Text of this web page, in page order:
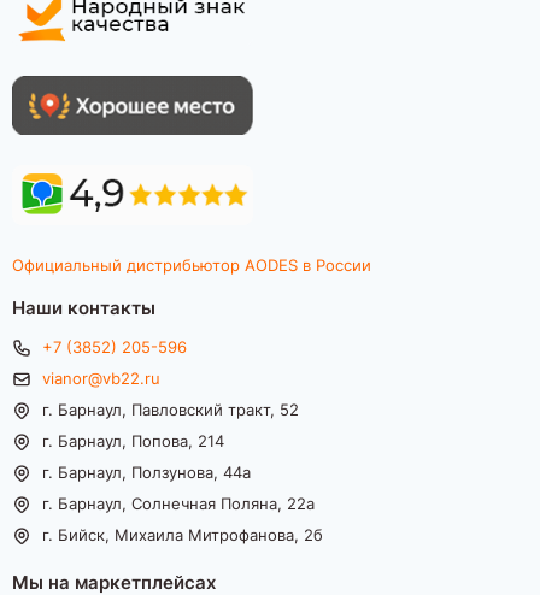
Официальный дистрибьютор AODES в России
Наши контакты
+7 (3852) 205-596
vianor@vb22.ru
г. Барнаул, Павловский тракт, 52
г. Барнаул, Попова, 214
г. Барнаул, Ползунова, 44а
г. Барнаул, Солнечная Поляна, 22а
г. Бийск, Михаила Митрофанова, 2б
Мы на маркетплейсах